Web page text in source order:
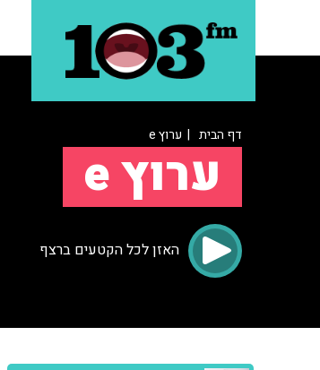
דף הבית | ערוץ e
ערוץ e
האזן לכל הקטעים ברצף